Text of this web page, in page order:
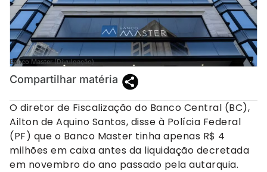
Banco Master (Divulgação)
Compartilhar matéria
O diretor de Fiscalização do Banco Central (BC),
Ailton de Aquino Santos, disse à Polícia Federal
(PF) que o Banco Master tinha apenas R$ 4
milhões em caixa antes da liquidação decretada
em novembro do ano passado pela autarquia.